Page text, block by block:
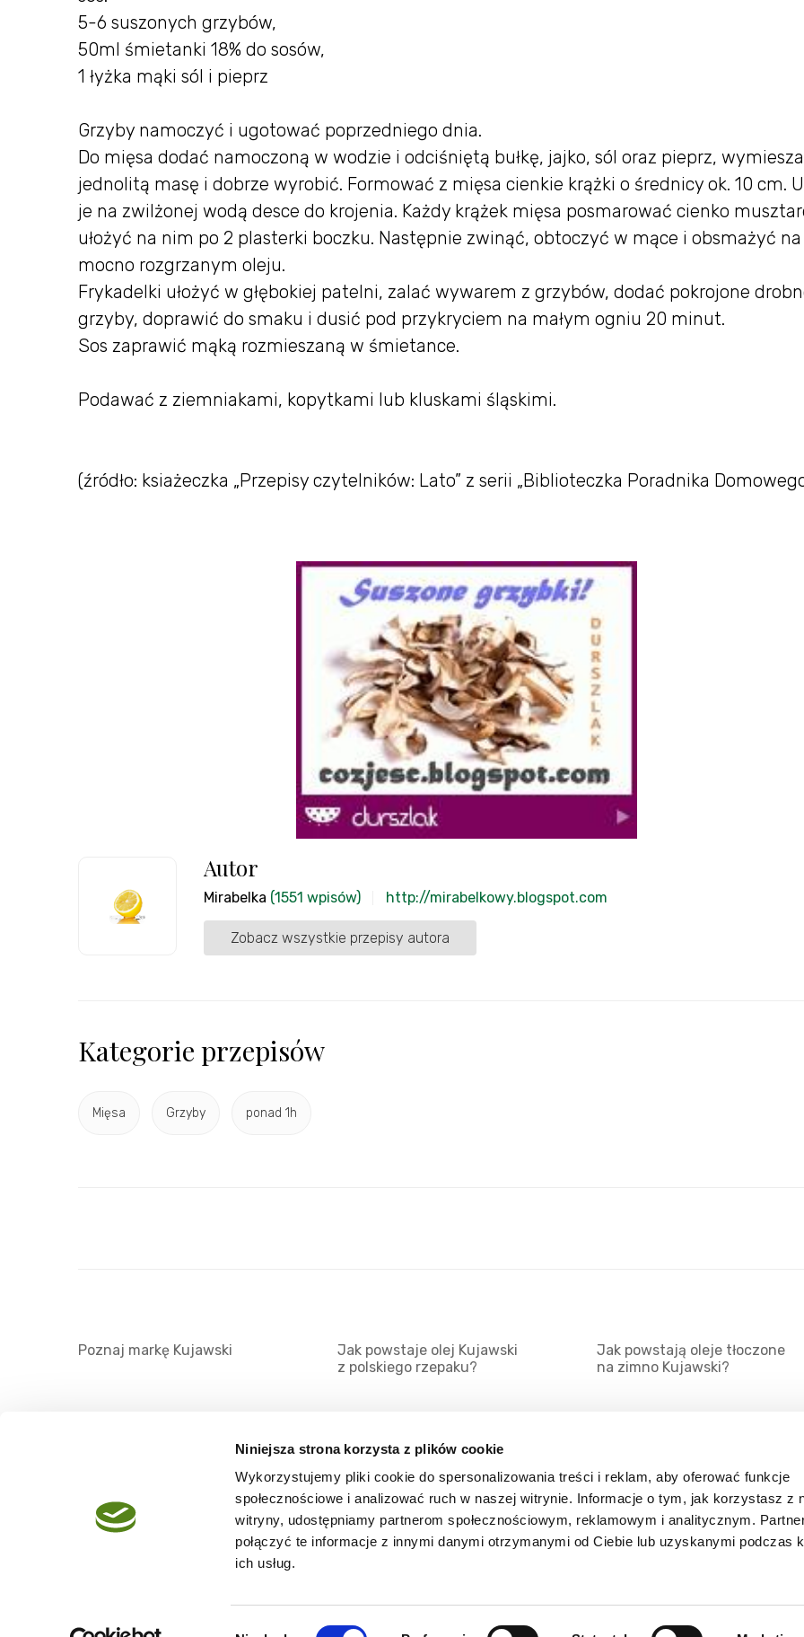
Niniejsza strona korzysta z plików cookie
Wykorzystujemy pliki cookie do spersonalizowania treści i reklam, aby oferować funkcje
społecznościowe i analizować ruch w naszej witrynie. Informacje o tym, jak korzystasz z
witryny, udostępniamy partnerom społecznościowym, reklamowym i analitycznym.
połączyć te informacje z innymi danymi otrzymanymi od Ciebie lub uzyskanymi podczas
ich usług.
5-6 suszonych grzybów,
50ml śmietanki 18% do sosów,
1 łyżka mąki sól i pieprz
Grzyby namoczyć i ugotować poprzedniego dnia.
Do mięsa dodać namoczoną w wodzie i odciśniętą bułkę, jajko, sól oraz pieprz,
jednolitą masę i dobrze wyrobić. Formować z mięsa cienkie krążki o średnicy ok. 10 cm.
je na zwilżonej wodą desce do krojenia. Każdy krążek mięsa posmarować cienko
ułożyć na nim po 2 plasterki boczku. Następnie zwinąć, obtoczyć w mące i obsmażyć na
mocno rozgrzanym oleju.
Frykadelki ułożyć w głębokiej patelni, zalać wywarem z grzybów, dodać pokrojone
grzyby, doprawić do smaku i dusić pod przykryciem na małym ogniu 20 minut.
Sos zaprawić mąką rozmieszaną w śmietance.
Podawać z ziemniakami, kopytkami lub kluskami śląskimi.
(źródło: ksiażeczka „Przepisy czytelników: Lato” z serii „Biblioteczka Poradnika
Autor
Mirabelka (1551 wpisów) http://mirabelkowy.blogspot.com
Zobacz wszystkie przepisy autora
Kategorie przepisów
Mięsa Grzyby ponad 1h
Poznaj markę Kujawski
Jak powstaje olej Kujawski
z polskiego rzepaku?
Jak powstają oleje tłoczone
na zimno Kujawski?
Regulamin
Mapa serwisu
Kanały RSS
Porady